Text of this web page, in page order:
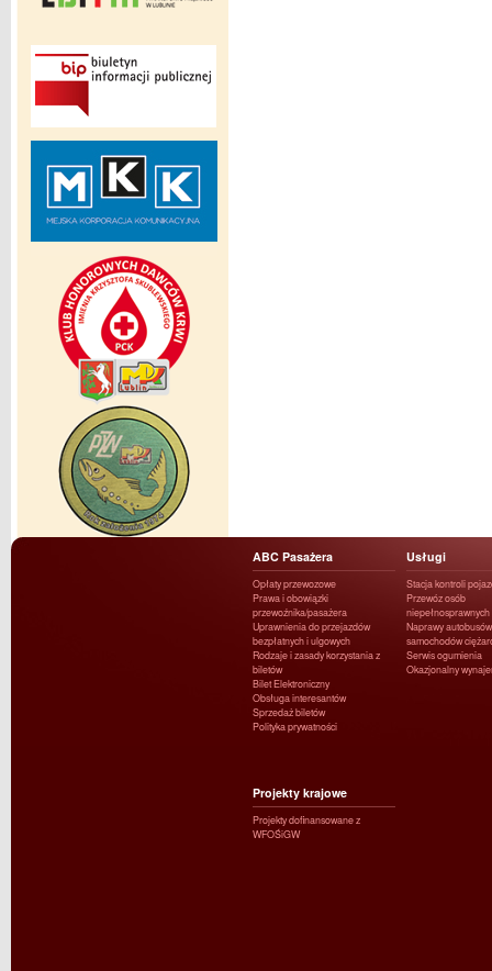
ABC Pasażera
Opłaty przewozowe
Prawa i obowiązki
przewoźnika/pasażera
Uprawnienia do przejazdów
bezpłatnych i ulgowych
Rodzaje i zasady korzystania z
biletów
Bilet Elektroniczny
Obsługa interesantów
Sprzedaż biletów
Polityka prywatności
Usługi
Stacja kontroli
Przewóz osób
niepełnosprawnych
Naprawy
samochodów
Serwis ogumienia
Okazjonalny
Projekty krajowe
Projekty dofinansowane z
WFOŚiGW